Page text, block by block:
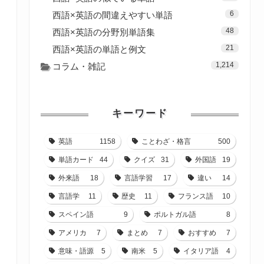
西語×英語の間違えやすい単語 6
西語×英語の分野別単語集 48
西語×英語の単語と例文 21
コラム・雑記 1,214
キーワード
英語 1158 ことわざ・格言 500
単語カード 44 クイズ 31 外国語 19
外来語 18 言語学習 17 違い 14
言語学 11 歴史 11 フランス語 10
スペイン語 9 ポルトガル語 8
アメリカ 7 まとめ 7 おすすめ 7
意味・語源 5 南米 5 イタリア語 4